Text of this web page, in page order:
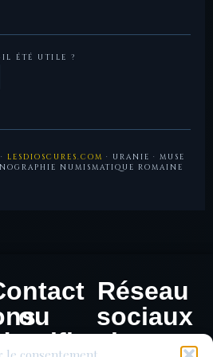
ÉTÉ UTILE ?
LESDIOSCURES.COM · URANIE · MUSE
NUMISMATIQUE ROMAINE
ou
Réseau
sociaux